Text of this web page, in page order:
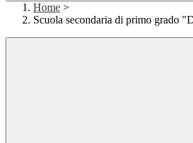
Home >
Scuola secondaria di primo grado